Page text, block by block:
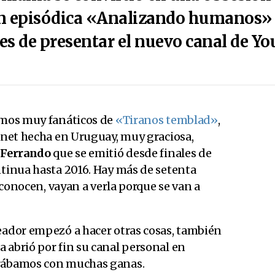
«Analizando humanos»
de presentar el nuevo canal de
muy fanáticos de «Tiranos temblad»,
hecha en Uruguay, muy graciosa,
que se emitió desde finales de
hasta 2016. Hay más de setenta
vayan a verla porque se van a
empezó a hacer otras cosas, también
abrió por fin su canal personal en
con muchas ganas.